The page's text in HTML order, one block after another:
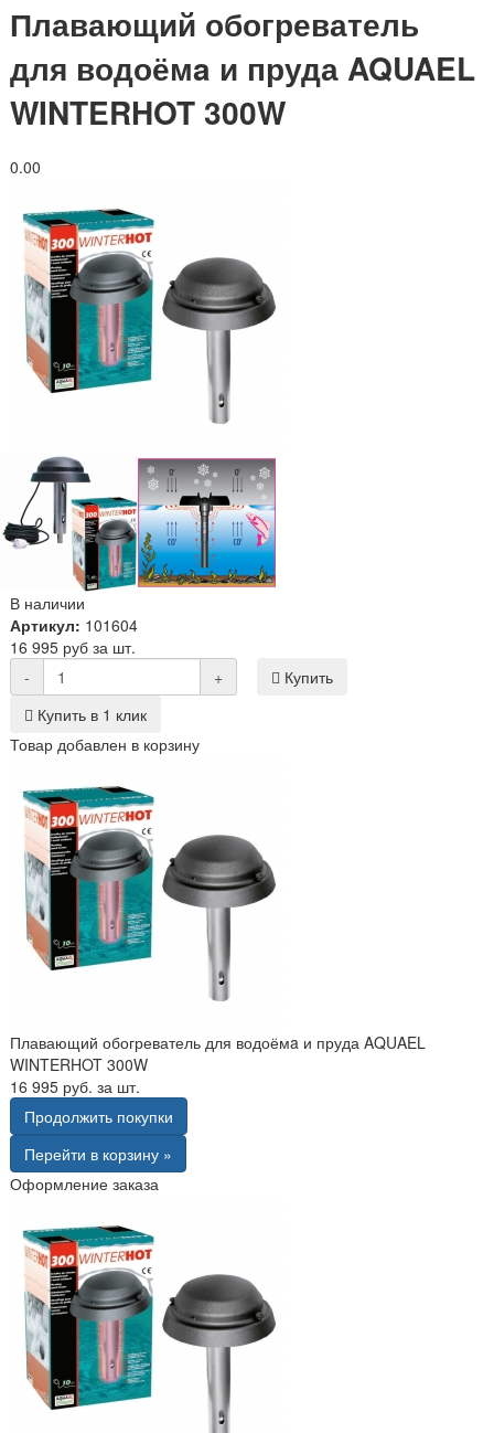
Плавающий обогреватель
для водоёмa и пруда AQUAEL
WINTERHOT 300W
0.00
В наличии
Артикул: 101604
16 995 руб за шт.
-
+
Купить
Купить в 1 клик
Товар добавлен в корзину
Плавающий обогреватель для водоёмa и пруда AQUAEL
WINTERHOT 300W
16 995 руб. за шт.
Продолжить покупки
Перейти в корзину »
Оформление заказа